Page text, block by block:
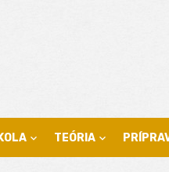
TEÓRIA